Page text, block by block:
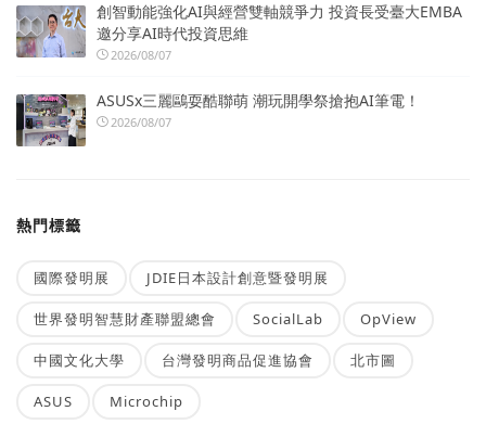
創智動能強化AI與經營雙軸競爭力 投資長受臺大EMBA
邀分享AI時代投資思維
2026/08/07
ASUSx三麗鷗耍酷聯萌 潮玩開學祭搶抱AI筆電！
2026/08/07
熱門標籤
國際發明展 JDIE日本設計創意暨發明展
世界發明智慧財產聯盟總會 SocialLab OpView
中國文化大學 台灣發明商品促進協會 北市圖
ASUS Microchip